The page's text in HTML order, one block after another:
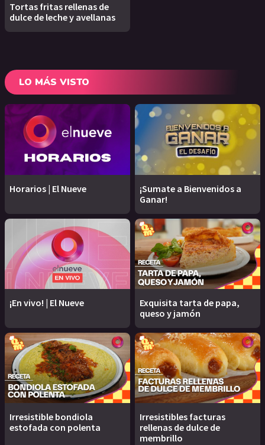
Tortas fritas rellenas de
dulce de leche y avellanas
LO MÁS VISTO
Horarios | El Nueve
¡Sumate a Bienvenidos a
Ganar!
¡En vivo! | El Nueve
Exquisita tarta de papa,
queso y jamón
Irresistible bondiola
estofada con polenta
Irresistibles facturas
rellenas de dulce de
membrillo